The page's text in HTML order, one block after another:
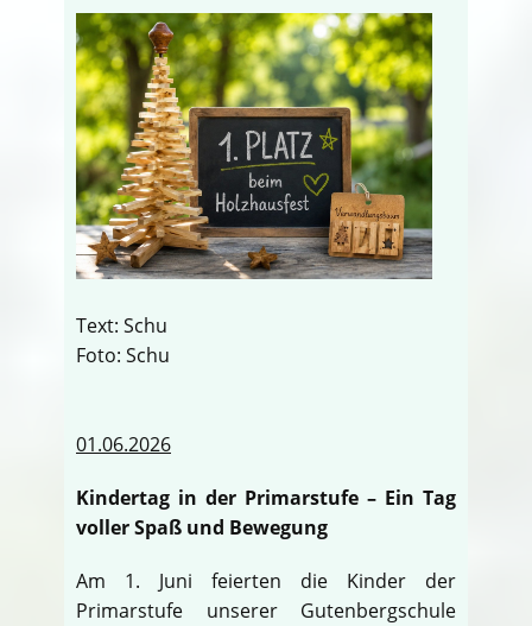
Text: Schu
Foto: Schu
01.06.2026
Kindertag in der Primarstufe – Ein Tag
voller Spaß und Bewegung
Am 1. Juni feierten die Kinder der
Primarstufe unserer Gutenbergschule